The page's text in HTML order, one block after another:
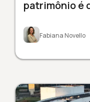
patrimônio é
Fabiana Novello